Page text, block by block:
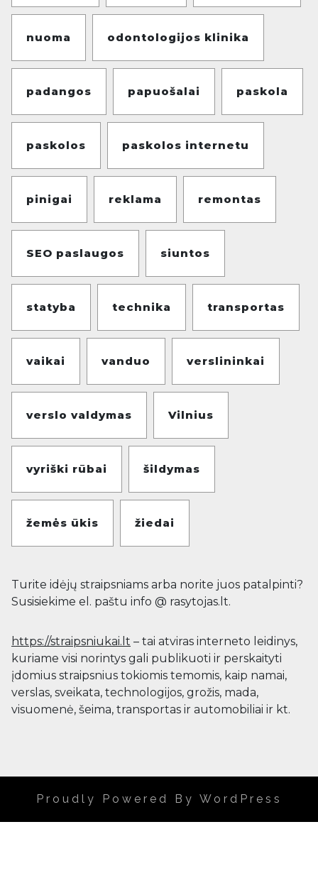
nuoma odontologijos klinika
padangos papuošalai paskola
paskolos paskolos internetu
pinigai reklama remontas
SEO paslaugos siuntos
statyba technika transportas
vaikai vanduo verslininkai
verslo valdymas Vilnius
vyriški rūbai šildymas
žemės ūkis žiedai
Turite idėjų straipsniams arba norite juos patalpinti?
Susisiekime el. paštu info @ rasytojas.lt.
https://straipsniukai.lt – tai atviras interneto leidinys,
kuriame visi norintys gali publikuoti ir perskaityti
įdomius straipsnius tokiomis temomis, kaip namai,
verslas, sveikata, technologijos, grožis, mada,
visuomenė, šeima, transportas ir automobiliai ir kt.
Proudly Powered By WordPress